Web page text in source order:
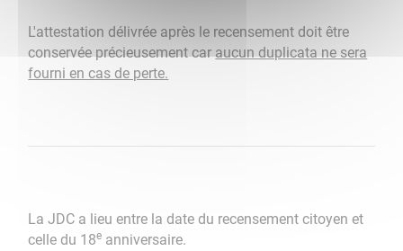
L'attestation délivrée après le recensement doit être
conservée précieusement car aucun duplicata ne sera
fourni en cas de perte.
La JDC a lieu entre la date du recensement citoyen et
celle du 18e anniversaire.